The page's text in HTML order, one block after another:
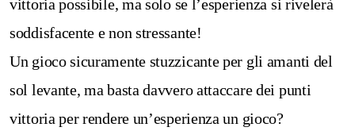
vittoria possibile, ma solo se l’esperienza si rivelerà
soddisfacente e non stressante!
Un gioco sicuramente stuzzicante per gli amanti del
sol levante, ma basta davvero attaccare dei punti
vittoria per rendere un’esperienza un gioco?